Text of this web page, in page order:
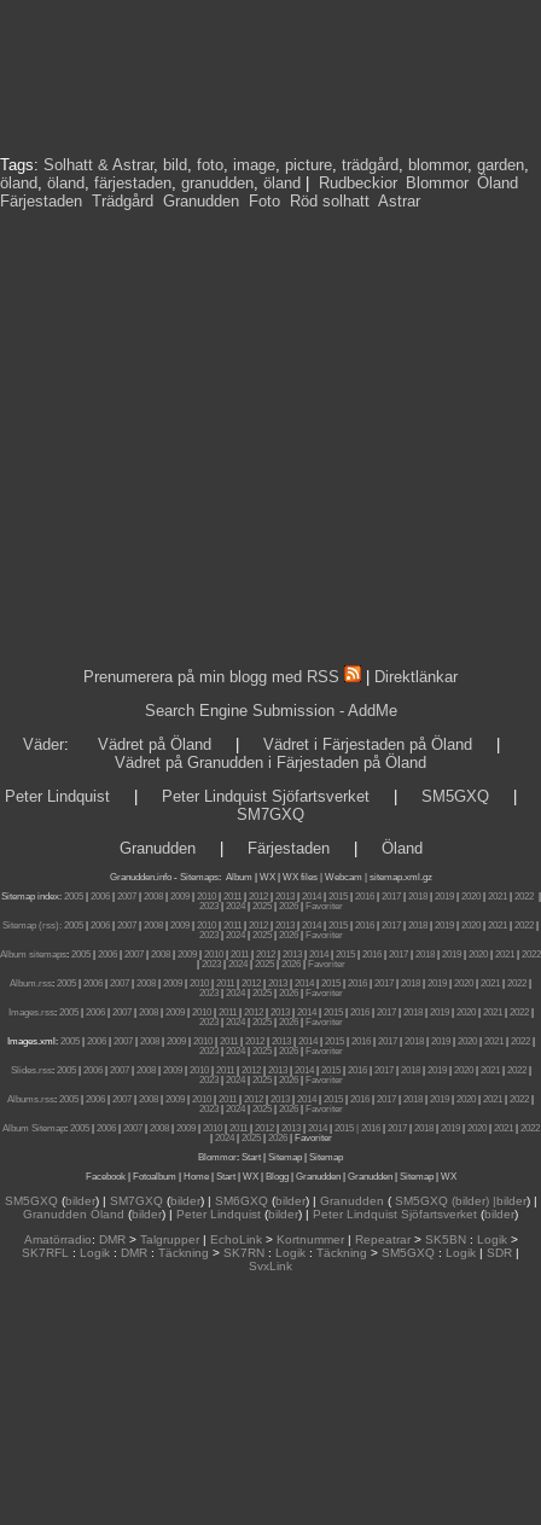
Tags: Solhatt & Astrar, bild, foto, image, picture, trädgård, blommor, garden,
öland, öland, färjestaden, granudden, öland Rudbeckior, Blommor, Öland
Färjestaden Trädgård Granudden Foto Röd solhatt Astrar,
Prenumerera på min blogg med RSS
Direktlänkar
Search Engine Submission - AddMe
Väder: Vädret på Öland Vädret i Färjestaden på Öland
Vädret på Granudden i Färjestaden på Öland
Peter Lindquist
Peter Lindquist Sjöfartsverket SM5GXQ
SM7GXQ
Granudden| Färjestaden| Öland
Granudden.info- Sitemaps: Album WX WX files | Webcam |
sitemap.xml.gz
Sitemap index: 2005| 2006| 2007| 2008| 2009| 2010| 2011| 2012| 2013| 2014| 2015| 2016| 2017| 2018| 2019| 2020| 2021| 2022|
2023| 2024| 2025| 2026|
Favoriter
Sitemap (rss): 2005 2006 2007 2008 2009 2010 2011 2012 2013 2014 2015 2016 2017 2018 2019 2020 2021 2022
2023| 2024| 2025| 2026|
Favoriter
Album sitemaps: 2005 2006 2007 2008 2009 2010 2011 2012 2013 2014 2015 2016 2017 2018 2019 2020 2021
2022
2023| 2024| 2025| 2026|
Favoriter
Album.rss: 2005 2006 2007 2008 2009 2010 2011 2012 2013 2014 2015 2016 2017 2018 2019 2020 2021 2022
2023| 2024| 2025| 2026|
Favoriter
Images.rss: 2005| 2006| 2007| 2008| 2009| 2010| 2011| 2012| 2013| 2014| 2015| 2016| 2017| 2018| 2019| 2020| 2021| 2022|
2023| 2024| 2025| 2026|
Favoriter
Images.xml: 2005| 2006| 2007| 2008| 2009| 2010| 2011| 2012| 2013| 2014| 2015| 2016| 2017| 2018| 2019| 2020| 2021| 2022|
2023| 2024| 2025| 2026|
Favoriter
Slides.rss: 2005| 2006| 2007| 2008| 2009| 2010| 2011| 2012| 2013| 2014| 2015| 2016| 2017| 2018| 2019| 2020| 2021| 2022|
2023| 2024| 2025| 2026|
Favoriter
Albums.rss: 2005 2006 2007 2008 2009 2010 2011 2012 2013 2014 2015 2016 2017 2018 2019 2020 2021 2022
2023| 2024| 2025| 2026|
Favoriter
Album Sitemap: 2005| 2006| 2007| 2008| 2009| 2010| 2011| 2012| 2013| 2014| 2015 | 2016| 2017| 2018| 2019| 2020| 2021| 2022
2024| 2025| 2026|
Favoriter
Blommor: Start Sitemap
Sitemap
Facebook| Fotoalbum Home| Start| WX| Blogg| Granudden| Granudden| Sitemap| WX
SM5GXQ(bilder) | SM7GXQ(bilder) | SM6GXQ(bilder) | Granudden (SM5GXQ (bilder) |bilder) |
Granudden Öland (bilder) | Peter Lindquist (bilder) | Peter Lindquist Sjöfartsverket (bilder)
Amatörradio: DMR> Talgrupper| EchoLink> Kortnummer| Repeatrar> SK5BN: Logik>
SK7RFL
: Logik : DMR : Täckning > SK7RN : Logik : Täckning > SM5GXQ : Logik | SDR |
SvxLink